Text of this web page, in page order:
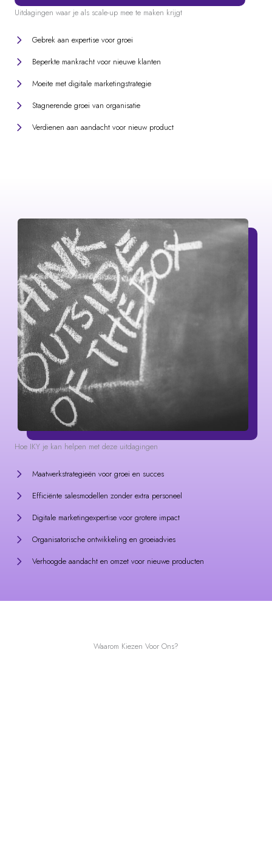
Gebrek aan expertise voor groei
Beperkte mankracht voor nieuwe klanten
Moeite met digitale marketingstrategie
Stagnerende groei van organisatie
Verdienen aan aandacht voor nieuw product
Hoe IKY je kan helpen met deze uitdagingen
Maatwerkstrategieën voor groei en succes
Efficiënte salesmodellen zonder extra personeel
Digitale marketingexpertise voor grotere impact
Organisatorische ontwikkeling en groeiadvies
Verhoogde aandacht en omzet voor nieuwe producten